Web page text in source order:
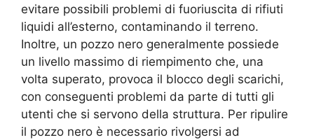
evitare possibili problemi di fuoriuscita di rifiuti
liquidi all’esterno, contaminando il terreno.
Inoltre, un pozzo nero generalmente possiede
un livello massimo di riempimento che, una
volta superato, provoca il blocco degli scarichi,
con conseguenti problemi da parte di tutti gli
utenti che si servono della struttura. Per ripulire
il pozzo nero è necessario rivolgersi ad